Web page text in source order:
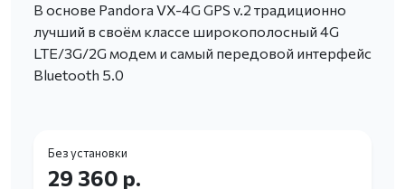
В основе Pandora VX-4G GPS v.2 традиционно
лучший в своём классе широкополосный 4G
LTE/3G/2G модем и самый передовой интерфейс
Bluetooth 5.0
Без установки
29 360 р.